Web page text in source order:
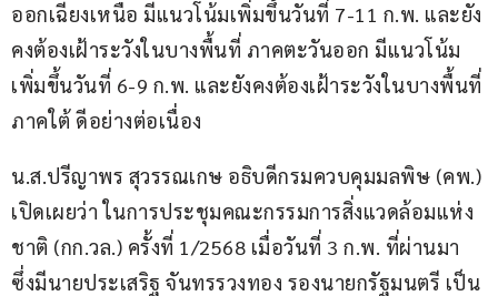
ออกเฉียงเหนือ มีแนวโน้มเพิ่มขึ้นวันที่ 7-11 ก.พ. และยัง
คงต้องเฝ้าระวังในบางพื้นที่ ภาคตะวันออก มีแนวโน้ม
เพิ่มขึ้นวันที่ 6-9 ก.พ. และยังคงต้องเฝ้าระวังในบางพื้นที่
ภาคใต้ ดีอย่างต่อเนื่อง
น.ส.ปรีญาพร สุวรรณเกษ อธิบดีกรมควบคุมมลพิษ (คพ.)
เปิดเผยว่า ในการประชุมคณะกรรมการสิ่งแวดล้อมแห่ง
ชาติ (กก.วล.) ครั้งที่ 1/2568 เมื่อวันที่ 3 ก.พ. ที่ผ่านมา
ซึ่งมีนายประเสริฐ จันทรรวงทอง รองนายกรัฐมนตรี เป็น